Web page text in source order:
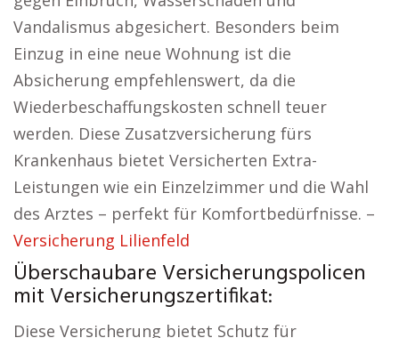
Vandalismus abgesichert. Besonders beim
Einzug in eine neue Wohnung ist die
Absicherung empfehlenswert, da die
Wiederbeschaffungskosten schnell teuer
werden. Diese Zusatzversicherung fürs
Krankenhaus bietet Versicherten Extra-
Leistungen wie ein Einzelzimmer und die Wahl
des Arztes – perfekt für Komfortbedürfnisse. –
Versicherung Lilienfeld
Überschaubare Versicherungspolicen
mit Versicherungszertifikat:
Diese Versicherung bietet Schutz für